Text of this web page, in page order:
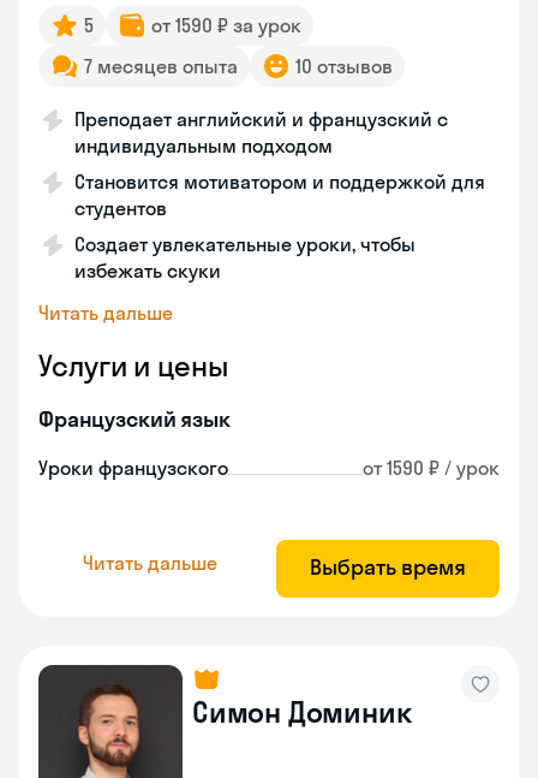
5
от 1590 ₽ за урок
7 месяцев опыта
10 отзывов
Преподает английский и французский с
индивидуальным подходом
Становится мотиватором и поддержкой для
студентов
Создает увлекательные уроки, чтобы
избежать скуки
Читать дальше
Услуги и цены
Французский язык
Уроки французского от 1590 ₽ / урок
Читать дальше Выбрать время
Симон Доминик